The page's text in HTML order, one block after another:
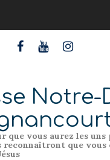
Notre-
que vous aurez les
reconnaîtront que vous